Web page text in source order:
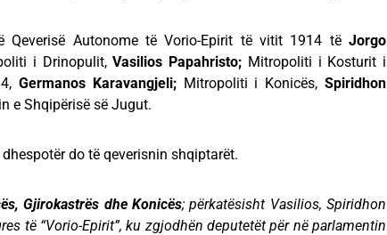
Autonome të Vorio-Epirit të vitit 1914 të Jorgo
i Drinopulit,Vasilios Papahristo; Mitropoliti i Kosturit i
Germanos Karavangjeli; Mitropoliti i Konicës, Spiridhon
e Shqipërisë së Jugut.
do të qeverisnin shqiptarët.
Gjirokastrës dhe Konicës; përkatësisht Vasilios, Spiridhon
të “Vorio-Epirit”, ku zgjodhën deputetët për në parlamentin